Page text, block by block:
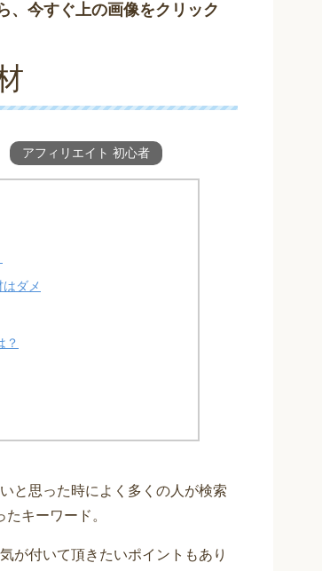
、今すぐ上の画像をクリック
アフィリエイト 初心者
ダメ
？
と思った時によく多くの人が検索
キーワード。
が付いて頂きたいポイントもあり